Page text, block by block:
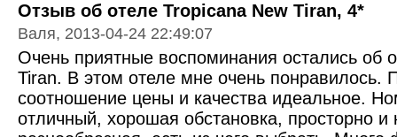
Отзыв об отеле Tropicana New Tiran, 4*
Валя, 2013-04-24 22:49:07
Очень приятные воспоминания остались об
Tiran. В этом отеле мне очень
соотношение цены и качества идеальное.
отличный, хорошая обстановка, просторно